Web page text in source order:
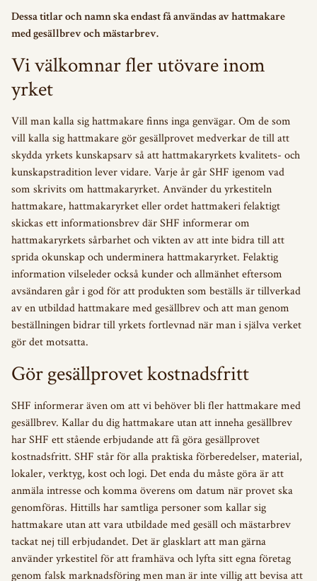
Dessa titlar och namn ska endast få användas av hattmakare
med gesällbrev och mästarbrev.
Vi välkomnar fler utövare inom
yrket
Vill man kalla sig hattmakare finns inga genvägar. Om de som
vill kalla sig hattmakare gör gesällprovet medverkar de till att
skydda yrkets kunskapsarv så att hattmakaryrkets kvalitets- och
kunskapstradition lever vidare. Varje år går SHF igenom vad
som skrivits om hattmakaryrket. Använder du yrkestiteln
hattmakare, hattmakaryrket eller ordet hattmakeri felaktigt
skickas ett informationsbrev där SHF informerar om
hattmakaryrkets sårbarhet och vikten av att inte bidra till att
sprida okunskap och underminera hattmakaryrket. Felaktig
information vilseleder också kunder och allmänhet eftersom
avsändaren går i god för att produkten som beställs är tillverkad
av en utbildad hattmakare med gesällbrev och att man genom
beställningen bidrar till yrkets fortlevnad när man i själva verket
gör det motsatta.
Gör gesällprovet kostnadsfritt
SHF informerar även om att vi behöver bli fler hattmakare med
gesällbrev. Kallar du dig hattmakare utan att inneha gesällbrev
har SHF ett stående erbjudande att få göra gesällprovet
kostnadsfritt. SHF står för alla praktiska förberedelser, material,
lokaler, verktyg, kost och logi. Det enda du måste göra är att
anmäla intresse och komma överens om datum när provet ska
genomföras. Hittills har samtliga personer som kallar sig
hattmakare utan att vara utbildade med gesäll och mästarbrev
tackat nej till erbjudandet. Det är glasklart att man gärna
använder yrkestitel för att framhäva och lyfta sitt egna företag
genom falsk marknadsföring men man är inte villig att bevisa att